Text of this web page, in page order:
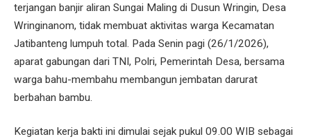
terjangan banjir aliran Sungai Maling di Dusun Wringin, Desa
Wringinanom, tidak membuat aktivitas warga Kecamatan
Jatibanteng lumpuh total. Pada Senin pagi (26/1/2026),
aparat gabungan dari TNI, Polri, Pemerintah Desa, bersama
warga bahu-membahu membangun jembatan darurat
berbahan bambu.
Kegiatan kerja bakti ini dimulai sejak pukul 09.00 WIB sebagai